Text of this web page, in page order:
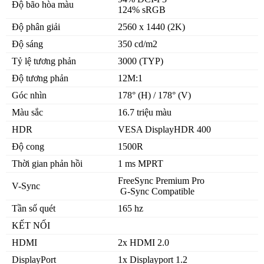
Chất Lượng Hình Ảnh
Với tấm nền IPS, màn hình này mang lại góc nhìn rộng lớn
đến 178° (H) / 178° (V), cùng với độ sáng lên đến 350 cd/m2
và độ tương phản 3000:1, hình ảnh hiển thị trên
Độ bão hòa màu
124% sRGB
Độ phân giải
2560 x 1440 (2K)
Độ sáng
350 cd/m2
Tỷ lệ tương phản
3000 (TYP)
Độ tương phản
12M:1
Góc nhìn
178° (H) / 178° (V)
Màu sắc
16.7 triệu màu
HDR
VESA DisplayHDR 400
Độ cong
1500R
Thời gian phản hồi
1 ms MPRT
V-Sync
FreeSync Premium Pro
G-Sync Compatible
Tần số quét
165 hz
KẾT NỐI
HDMI
2x HDMI 2.0
DisplayPort
1x Displayport 1.2